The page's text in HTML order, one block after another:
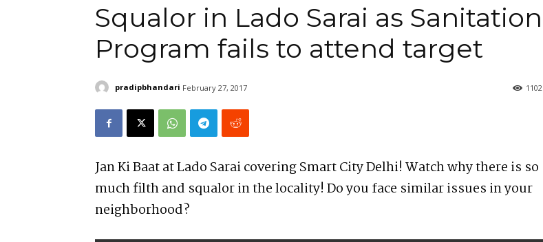
Squalor in Lado Sarai as Sanitation
Program fails to attend target
pradipbhandari February 27, 2017 1102
Jan Ki Baat at Lado Sarai covering Smart City Delhi! Watch why there is so
much filth and squalor in the locality! Do you face similar issues in your
neighborhood?